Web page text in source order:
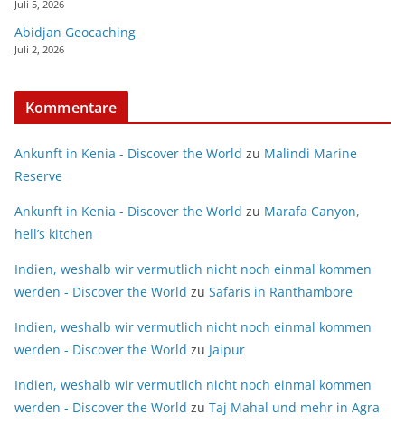
Juli 5, 2026
Abidjan Geocaching
Juli 2, 2026
Kommentare
Ankunft in Kenia - Discover the World zu Malindi Marine
Reserve
Ankunft in Kenia - Discover the World zu Marafa Canyon,
hell’s kitchen
Indien, weshalb wir vermutlich nicht noch einmal kommen
werden - Discover the World zu Safaris in Ranthambore
Indien, weshalb wir vermutlich nicht noch einmal kommen
werden - Discover the World zu Jaipur
Indien, weshalb wir vermutlich nicht noch einmal kommen
werden - Discover the World zu Taj Mahal und mehr in Agra